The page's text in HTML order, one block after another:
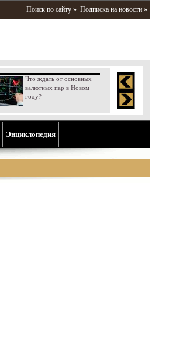
Поиск по сайту » Подписка на новости »
Что ждать от основных
валютных пар в Новом
году?
Энциклопедия